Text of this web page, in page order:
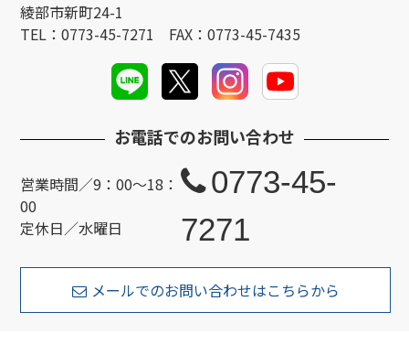
綾部市新町24-1
TEL：0773-45-7271 FAX：0773-45-7435
お電話でのお問い合わせ
営業時間／9：00～18：
00
定休日／水曜日
0773-45-
7271
メールでのお問い合わせはこちらから